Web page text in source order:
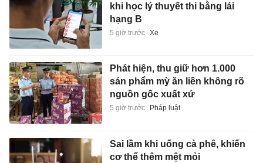
khi học lý thuyết thi bằng lái
hạng B
5 giờ trước Xe
Phát hiện, thu giữ hơn 1.000
sản phẩm mỳ ăn liền không rõ
nguồn gốc xuất xứ
5 giờ trước Pháp luật
Sai lầm khi uống cà phê, khiến
cơ thể thêm mệt mỏi